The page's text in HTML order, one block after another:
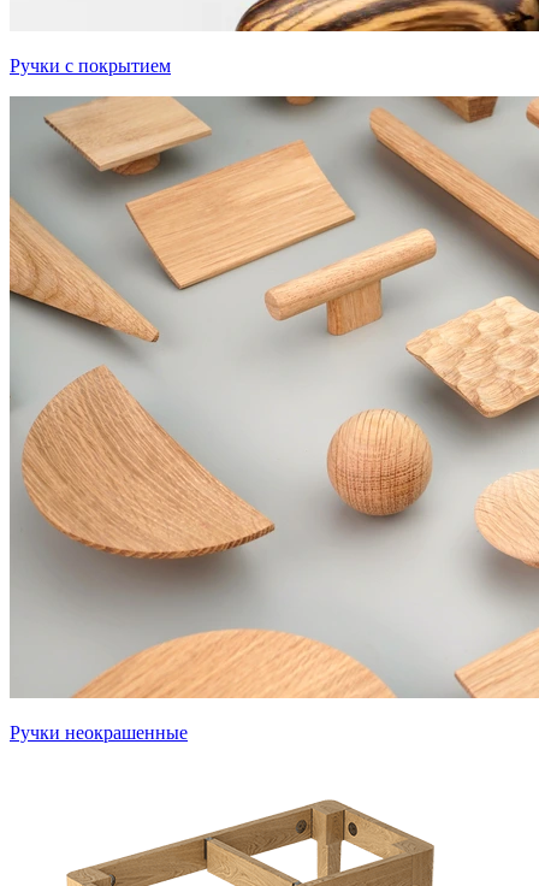
Ручки с покрытием
Ручки неокрашенные